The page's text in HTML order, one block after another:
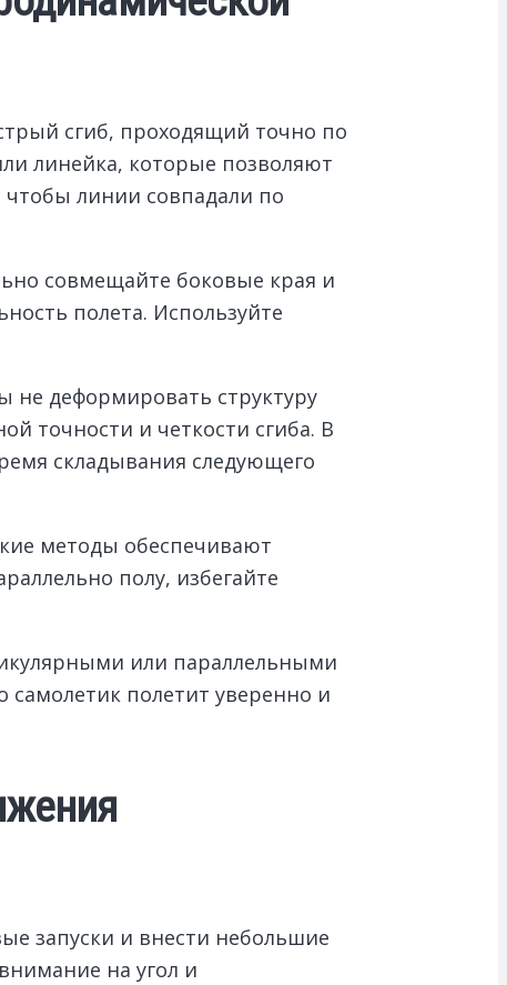
сгиб, проходящий точно по
линейка, которые позволяют
линии совпадали по
совмещайте боковые края и
полета. Используйте
не деформировать структуру
точности и четкости сгиба. В
складывания следующего
методы обеспечивают
полу, избегайте
или параллельными
самолетик полетит уверенно и
запуски и внести небольшие
на угол и